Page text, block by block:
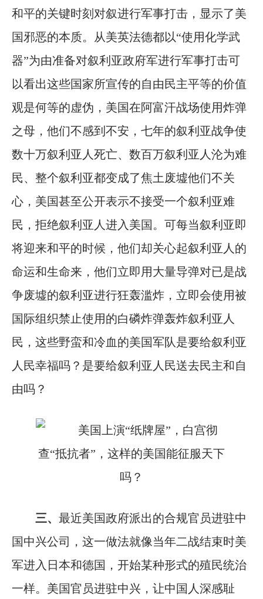
和平的关键时刻对叙进行军事打击，显示了美
国邪恶的本质。从美英法德都以“使用化学武
器”为由准备对叙利亚政府军进行军事打击可
以看出这些国家所宣传的自由民主平等的价值
观是何等的虚伪，美国在阿富汗战场使用炸弹
之母，他们不感到不安，七年的叙利亚战争使
数十万叙利亚人死亡、数百万叙利亚人沦为难
民、整个叙利亚都变成了焦土废墟他们不关
心，美国甚至公开表示不接受一个叙利亚难
民，拒绝叙利亚人进入美国。可每当叙利亚即
将迎来和平的时候，他们却关心起叙利亚人的
命运和生命来，他们立即用大量导弹对已是战
争废墟的叙利亚进行狂轰滥炸，立即会使用被
国际组织禁止使用的白磷炸弹轰炸叙利亚人
民，这些野蛮和冷血的美国军队是要给叙利亚
人民幸福吗？是要给叙利亚人民送去民主和自
由吗？
三、 最近美国政府派出的合规官员进驻中
国中兴公司，这一做法就像当年二战结束时美
军进入日本和德国，开始某种形式的殖民统治
一样。美国官员进驻中兴，让中国人深感耻